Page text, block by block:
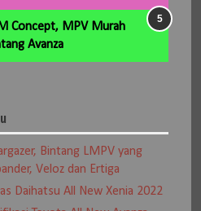
Concept, MPV Murah
Avanza
Bintang LMPV yang
Veloz dan Ertiga
Daihatsu All New Xenia 2022